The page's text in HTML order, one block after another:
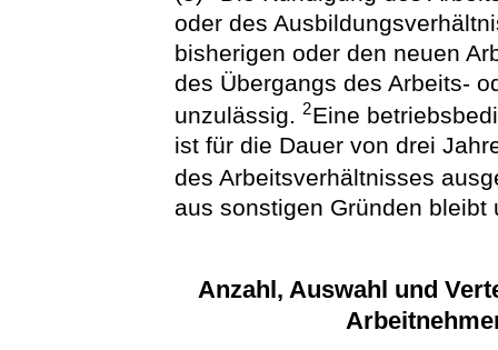
oder des
bisherigen oder den neuen
des Übergangs des Arbeits-
unzulässig.2Eine
ist für die Dauer von drei
des Arbeitsverhältnisses
aus sonstigen Gründen bleibt
Anzahl, Auswahl und